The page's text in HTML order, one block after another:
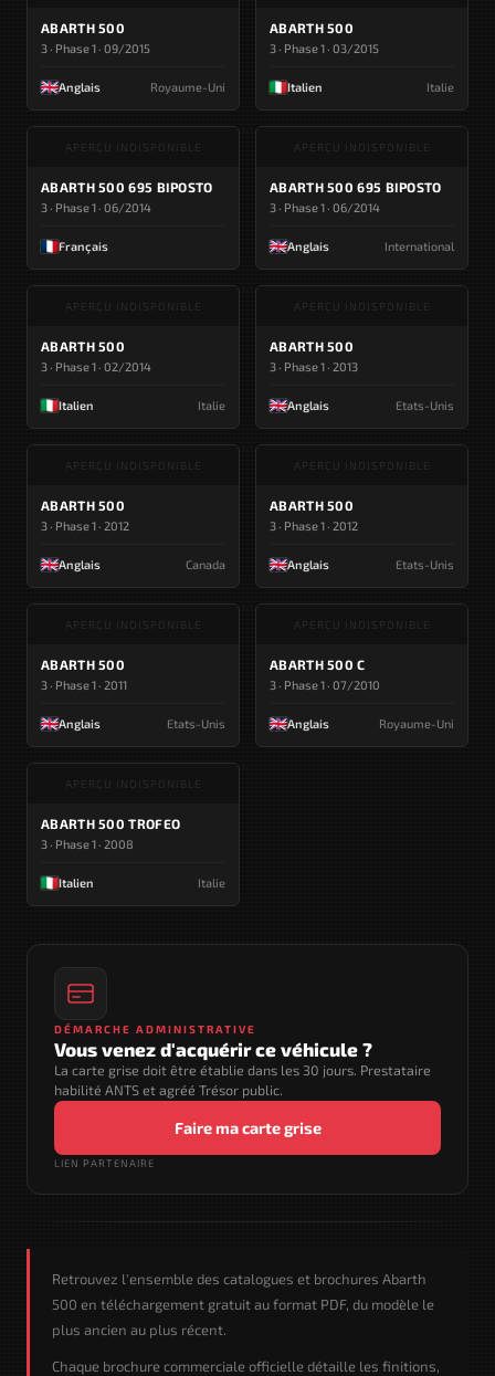
ABARTH 500
3 · Phase 1 · 09/2015
Anglais Royaume-Uni
ABARTH 500
3 · Phase 1 · 03/2015
Italien Italie
APERÇU INDISPONIBLE
ABARTH 500 695 BIPOSTO
3 · Phase 1 · 06/2014
Français
APERÇU INDISPONIBLE
ABARTH 500 695 BIPOSTO
3 · Phase 1 · 06/2014
Anglais International
APERÇU INDISPONIBLE
ABARTH 500
3 · Phase 1 · 02/2014
Italien Italie
APERÇU INDISPONIBLE
ABARTH 500
3 · Phase 1 · 2013
Anglais Etats-Unis
APERÇU INDISPONIBLE
ABARTH 500
3 · Phase 1 · 2012
Anglais Canada
APERÇU INDISPONIBLE
ABARTH 500
3 · Phase 1 · 2012
Anglais Etats-Unis
APERÇU INDISPONIBLE
ABARTH 500
3 · Phase 1 · 2011
Anglais Etats-Unis
APERÇU INDISPONIBLE
ABARTH 500 C
3 · Phase 1 · 07/2010
Anglais Royaume-Uni
APERÇU INDISPONIBLE
ABARTH 500 TROFEO
3 · Phase 1 · 2008
Italien Italie
DÉMARCHE ADMINISTRATIVE
Vous venez d'acquérir ce véhicule ?
La carte grise doit être établie dans les 30 jours. Prestataire
habilité ANTS et agréé Trésor public.
Faire ma carte grise
LIEN PARTENAIRE
Retrouvez l'ensemble des catalogues et brochures Abarth
500 en téléchargement gratuit au format PDF, du modèle le
plus ancien au plus récent.
Chaque brochure commerciale officielle détaille les finitions,